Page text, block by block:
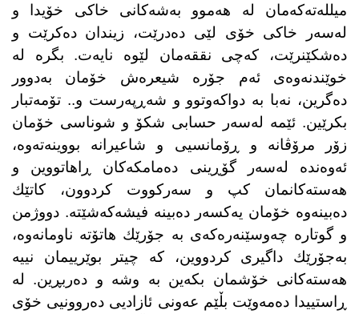
میللەتەكەمان لە هەموو بەشەكانی خاكی خۆیدا و
لەسەر خاكی خۆی لێی دەدرێت، زیندان دەكرێت و
دەشكێنرێت، كەچی نققەمان لێوە نایەت. بگرە لە
خوێندنەوەی ئەم جۆرە شیعرەش خۆمان بەدوور
دەگرین، نەبا بە دواكەوتوو و شەڕپەرست و.. تۆمەتبار
بكرێین. ئێمە لەسەر حسابی شكۆ و شوناسی خۆمان
زۆر مرۆڤانە و ڕۆمانسیی و شاعیرانە بووینەتەوە،
ئەوەندە لەسەر گۆڕینی دەمامكەكان ڕاهاتووین و
هەستەكانمان كپ و سەركووت كردوون، كاتێك
دەبینەوە خۆمان یەكسەر دەبینە فیشەكەشێتە. دووژمن
و گوتارە چەوسێنەرەكەی بە جۆرێك هاتۆتە ناومانەوە،
بەجۆرێك داگیری كردووین، كە چیتر بوێرییمان نییە
هەستەكانی خۆشمان بكەین بە وشە و دەربڕین. لە
ڕاستییدا دەمەوێت بڵێم عەونی ئازادیی دەروونیی خۆی